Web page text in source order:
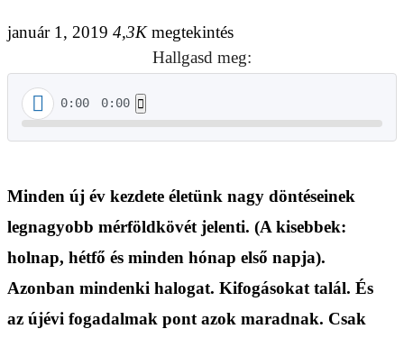
január 1, 2019 4,3Kmegtekintés
Hallgasd meg:
0:00 0:00
Minden új év kezdete életünk nagy döntéseinek
legnagyobb mérföldkövét jelenti. (A kisebbek:
holnap, hétfő és minden hónap első napja).
Azonban mindenki halogat. Kifogásokat talál. És
az újévi fogadalmak pont azok maradnak. Csak